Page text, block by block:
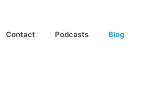
Contact Podcasts Blog